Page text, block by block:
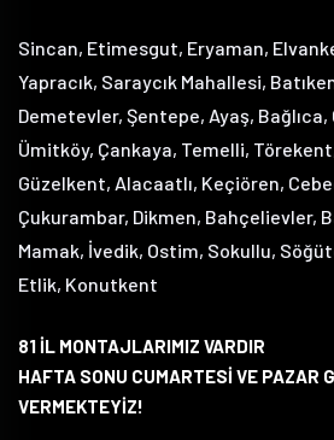
Sincan, Etimesgut, Eryaman,
Yapracık, Saraycık Mahallesi,
Demetevler, Şentepe, Ayaş,
Ümitköy, Çankaya, Temelli,
Güzelkent, Alacaatlı, Keçiören,
Çukurambar, Dikmen, Bahçelievler,
Mamak, İvedik, Ostim, Sokullu,
Etlik, Konutkent
81 İL MONTAJLARIMIZ VARDIR
HAFTA SONU CUMARTESİ VE PAZAR
VERMEKTEYİZ!